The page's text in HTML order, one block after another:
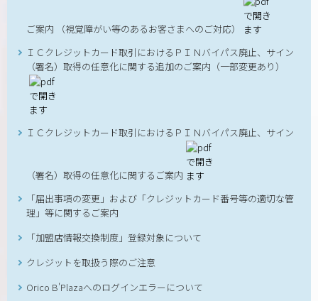
ご案内 （視覚障がい等のあるお客さまへのご対応）
ＩＣクレジットカード取引におけるＰＩＮバイパス廃止、サイン
（署名）取得の任意化に関する追加のご案内（一部変更あり）
ＩＣクレジットカード取引におけるＰＩＮバイパス廃止、サイン
（署名）取得の任意化に関するご案内
「届出事項の変更」および「クレジットカード番号等の適切な管
理」等に関するご案内
「加盟店情報交換制度」登録対象について
クレジットを取扱う際のご注意
Orico B'Plazaへのログインエラーについて